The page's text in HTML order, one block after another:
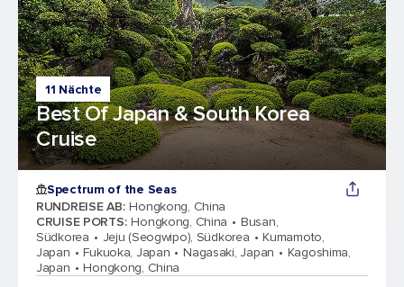
11 Nächte
Best Of Japan & South Korea
Cruise
Spectrum of the Seas
RUNDREISE AB: Hongkong, China
CRUISE PORTS: Hongkong, China
Busan,
Südkorea
Jeju (Seogwipo), Südkorea
Kumamoto,
Japan
Fukuoka, Japan Nagasaki, Japan
Kagoshima,
Japan
Hongkong, China